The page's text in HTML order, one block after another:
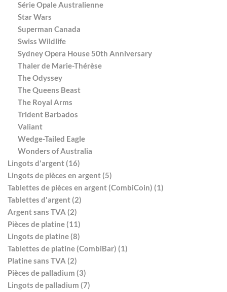
Série Opale Australienne
Star Wars
Superman Canada
Swiss Wildlife
Sydney Opera House 50th Anniversary
Thaler de Marie-Thérèse
The Odyssey
The Queens Beast
The Royal Arms
Trident Barbados
Valiant
Wedge-Tailed Eagle
Wonders of Australia
Lingots d'argent (16)
Lingots de pièces en argent (5)
Tablettes de pièces en argent (CombiCoin) (1)
Tablettes d'argent (2)
Argent sans TVA (2)
Pièces de platine (11)
Lingots de platine (8)
Tablettes de platine (CombiBar) (1)
Platine sans TVA (2)
Pièces de palladium (3)
Lingots de palladium (7)